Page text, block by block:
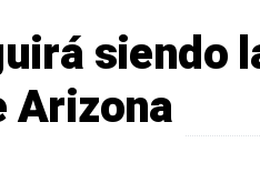
siendo
Arizona